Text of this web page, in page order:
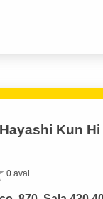
Kun Hi
0 aval.